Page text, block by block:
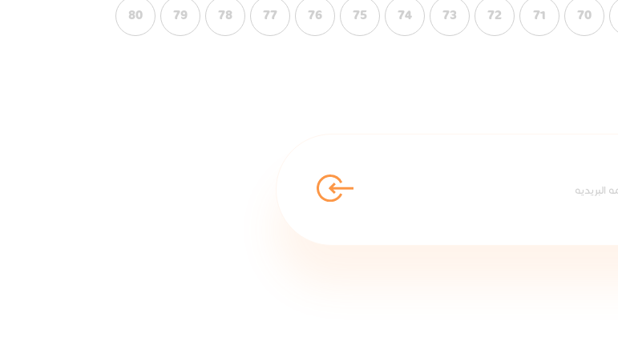
70
71
72
73
74
75
76
77
78
79
80